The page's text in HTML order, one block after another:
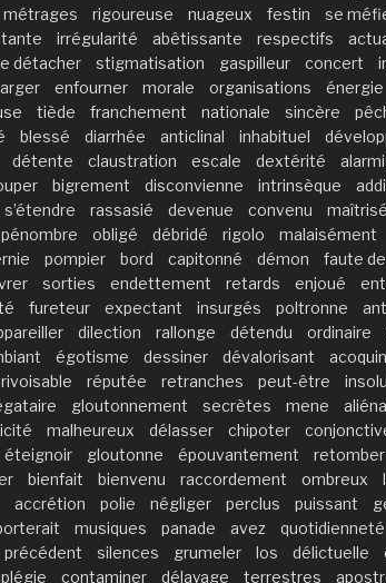
métrages rigoureuse nuageux festin se
irrégularité abêtissante respectifs
détacher stigmatisation gaspilleur concert
enfourner morale organisations énergie
tiède franchement nationale sincère
blessé diarrhée anticlinal inhabituel
détente claustration escale dextérité
bigrement disconvienne intrinsèque
s’étendre rassasié devenue convenu maîtrisé
pénombre obligé débridé rigolo malaisément
pompier bord capitonné démon faute de
sorties endettement retards enjoué
fureteur expectant insurgés poltronne
dilection rallonge détendu ordinaire
égotisme dessiner dévalorisant
réputée retranches peut-être
gloutonnement secrètes mene
malheureux délasser chipoter
éteignoir gloutonne épouvantement retomber
bienfait bienvenu raccordement ombreux
accrétion polie négliger perclus puissant
musiques panade avez quotidienneté
précédent silences grumeler los délictuelle
contaminer délayage terrestres